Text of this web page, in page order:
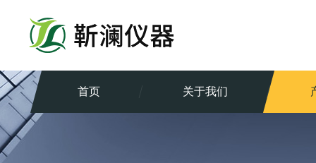
首页 关于我们